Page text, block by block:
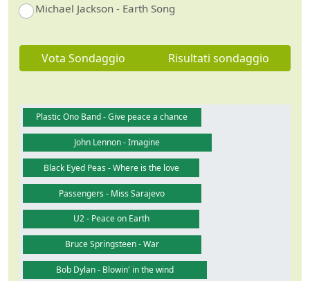
Michael Jackson - Earth Song
Vota Sondaggio Risultati sondaggio
Plastic Ono Band - Give peace a chance
John Lennon - Imagine
Black Eyed Peas - Where is the love
Passengers - Miss Sarajevo
U2 - Peace on Earth
Bruce Springsteen - War
Bob Dylan - Blowin' in the wind